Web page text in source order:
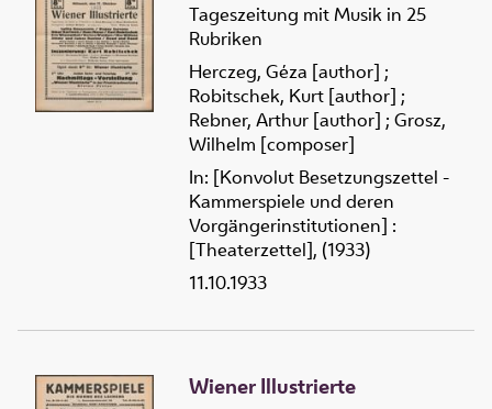
Tageszeitung mit Musik in 25
Rubriken
Herczeg, Géza [author] ;
Robitschek, Kurt [author] ;
Rebner, Arthur [author] ; Grosz,
Wilhelm [composer]
In: [Konvolut Besetzungszettel -
Kammerspiele und deren
Vorgängerinstitutionen] :
[Theaterzettel], (1933)
11.10.1933
Wiener Illustrierte